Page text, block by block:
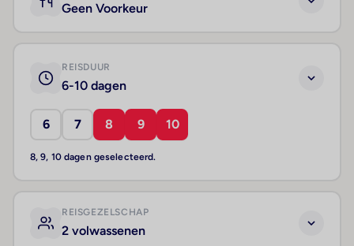
Geen Voorkeur
REISDUUR
6-10 dagen
6 7 8 9 10
8, 9, 10 dagen geselecteerd.
REISGEZELSCHAP
2 volwassenen